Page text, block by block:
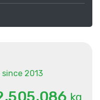
2013
.505.086 kg